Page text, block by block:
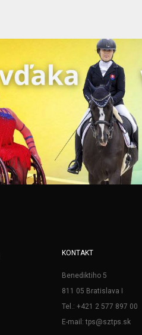
KONTAKT
Benediktiho 5
811 05 Bratislava I
Tel.: +421 2 577 897 00
E-mail: tps@sztps.sk